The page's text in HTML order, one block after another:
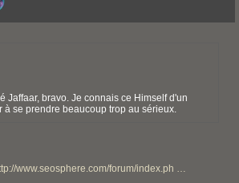
Jaffaar, bravo. Je connais ce Himself d'un
à se prendre beaucoup trop au sérieux.
www.seosphere.com/forum/index.ph …